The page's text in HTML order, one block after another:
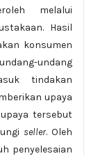
melalui
Hasil
konsumen
undang
tindakan
upaya
tersebut
seller. Oleh
penyelesaian